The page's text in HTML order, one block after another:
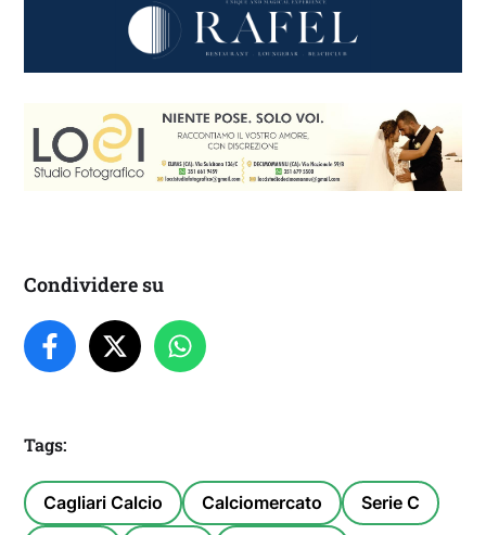
Condividere su
Tags:
Cagliari Calcio Calciomercato Serie C